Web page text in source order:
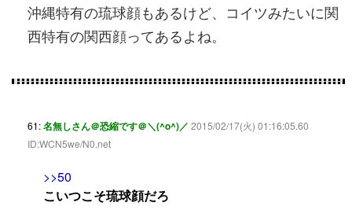
沖縄特有の琉球顔もあるけど、コイツみたいに関
西特有の関西顔ってあるよね。
61:名無しさん＠恐縮です＠＼(^o^)／ 2015/02/17(火) 01:16:05.60
ID:WCN5we/N0.net
>>50
こいつこそ琉球顔だろ